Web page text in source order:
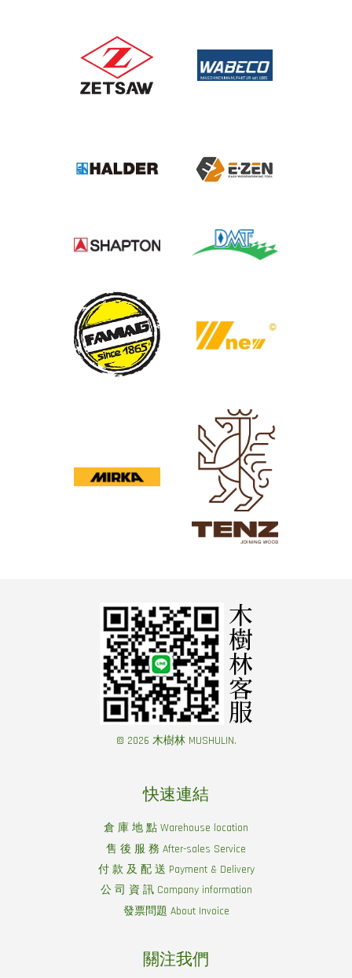
© 2026 木樹林 MUSHULIN.
快速連結
倉 庫 地 點 Warehouse location
售 後 服 務 After-sales Service
付 款 及 配 送 Payment & Delivery
公 司 資 訊 Company information
發票問題 About Invoice
關注我們